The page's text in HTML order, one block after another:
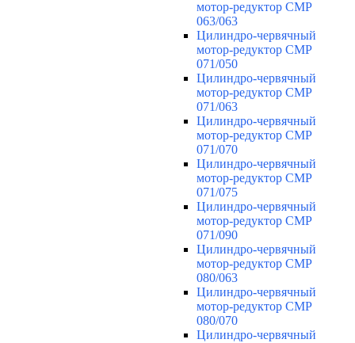
мотор-редуктор CMP
063/063
Цилиндро-червячный
мотор-редуктор CMP
071/050
Цилиндро-червячный
мотор-редуктор CMP
071/063
Цилиндро-червячный
мотор-редуктор CMP
071/070
Цилиндро-червячный
мотор-редуктор CMP
071/075
Цилиндро-червячный
мотор-редуктор CMP
071/090
Цилиндро-червячный
мотор-редуктор CMP
080/063
Цилиндро-червячный
мотор-редуктор CMP
080/070
Цилиндро-червячный